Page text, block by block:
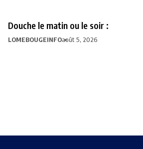
Douche le matin ou le soir :
LOMEBOUGEINFOaoût 5, 2026